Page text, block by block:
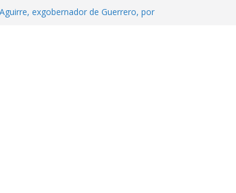
exgobernador de Guerrero, por